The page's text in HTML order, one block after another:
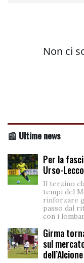
📰 Ultime news
Per la
Urso-
Il terzino
tempi del
rinforzare
passo dal
con i
Girma
sul
dell’Alcione